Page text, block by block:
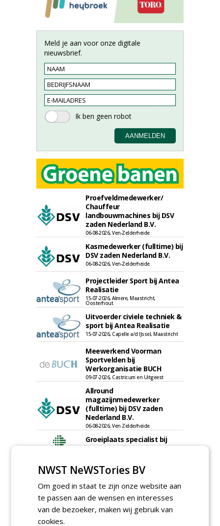
Meld je aan voor onze digitale
nieuwsbrief.
Proefveldmedewerker/
Chauffeur
landbouwmachines bij DSV
zaden Nederland B.V.
06-08-2026, Ven-Zelderheide
Kasmedewerker (fulltime) bij
DSV zaden Nederland B.V.
06-08-2026, Ven-Zelderheide
Projectleider Sport bij Antea
Realisatie
15-07-2026, Almere, Maastricht,
Oosterhout
Uitvoerder civiele techniek &
sport bij Antea Realisatie
15-07-2026, Capelle a/d IJssel, Maastricht
Meewerkend Voorman
Sportvelden bij
Werkorganisatie BUCH
09-07-2026, Castricum en Uitgeest
Allround
magazijnmedewerker
(fulltime) bij DSV zaden
Nederland B.V.
06-08-2026, Ven Zelderheide
Groeiplaats specialist bij
Boomtotaalzorg32-40 uur
Boominspecteur bij
Boomtotaalzorg24-40 uur
30-07-2026, Schalkwijk
meer Groene Banen
NWST NeWSTories BV
Om goed in staat te zijn onze website aan
te passen aan de wensen en interesses
van de bezoeker, maken wij gebruik van
cookies.